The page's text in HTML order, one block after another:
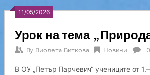
11/05/2026
Урок на тема
By Виолета Виткова Новини
В ОУ „Петър Парчевич“ учениците от